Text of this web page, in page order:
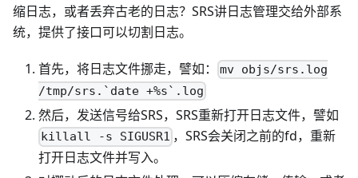
缩日志，或者丢弃古老的日志？SRS讲日志管理交给外部系
统，提供了接口可以切割日志。
首先，将日志文件挪走，譬如：
mv objs/srs.log
/tmp/srs.`date +%s`.log
然后，发送信号给SRS，SRS重新打开日志文件，譬如
killall -s SIGUSR1 ，SRS会关闭之前的fd，重新
打开日志文件并写入。